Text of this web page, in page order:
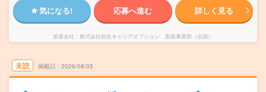
気になる! 応募へ進む 詳しく見る
派遣会社 株式会社綜合キャリアオプション 製造事業部（全国）
未読 掲載日 2026/08/05